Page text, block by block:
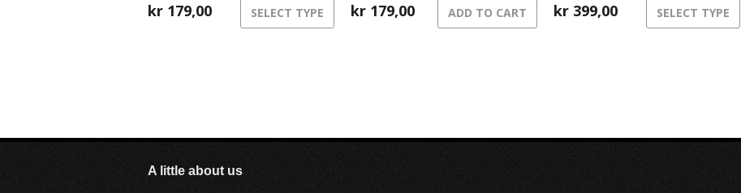
Here, the duo takes us into their
unique musical universe and
kr 179,00 SELECT TYPE kr 179,00 ADD TO CART
jazz var definerende fra ung alder.
Med pappa Harald Heide Steen Jr
blitt jobbet med over flere år. Tiril
forteller at det er viktig å lete frem en
muntlig tone i språket som samtidig
kan være poetisk og fonetisk riktig
kr 399,00 SELECT TYPE
A little about us